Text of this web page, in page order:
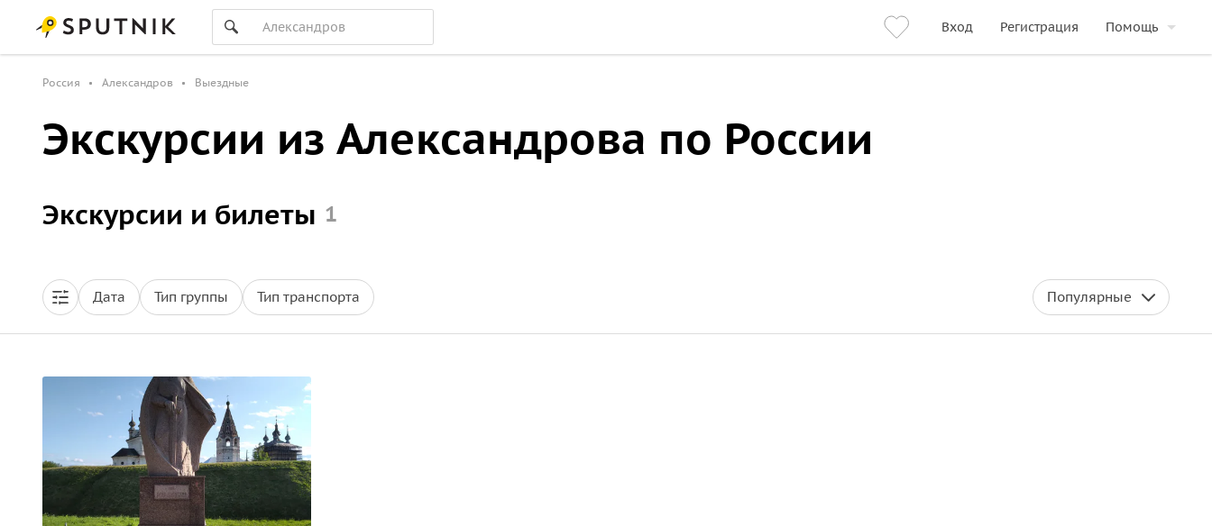
Вход Регистрация Помощь
Россия Александров Выездные
Экскурсии из Александрова по России
Экскурсии и билеты 1
Дата Тип группы Тип транспорта Популярные